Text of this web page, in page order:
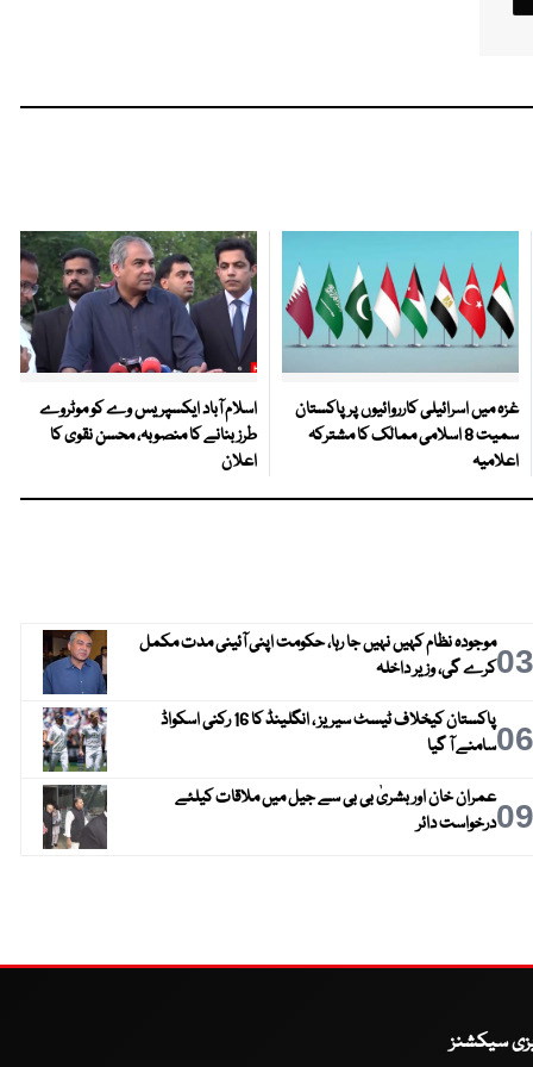
غزہ میں اسرائیلی کارروائیوں پر پاکستان
سمیت 8 اسلامی ممالک کا مشترکہ
اعلامیہ
اسلام آباد ایکسپریس وے کو موٹروے
طرز بنانے کا منصوبہ، محسن نقوی کا
اعلان
03موجودہ نظام کہیں نہیں جا رہا، حکومت اپنی آئینی مدت مکمل
کرے گی، وزیر داخلہ
06
پاکستان کیخلاف ٹیسٹ سیریز ، انگلینڈ کا 16 رکنی اسکواڈ
سامنے آ گیا
09عمران خان اور بشریٰ بی بی سے جیل میں ملاقات کیلئے
درخواست دائر
سیکشنز